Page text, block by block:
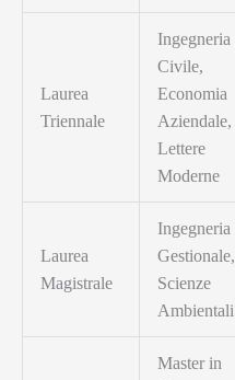
Laurea
Triennale
Ingegneria
Civile,
Economia
Aziendale,
Lettere
Moderne
Laurea
Magistrale
Ingegneria
Gestionale,
Scienze
Ambientali
Master in